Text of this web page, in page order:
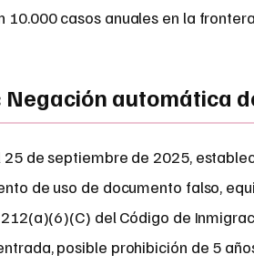
10.000 casos anuales en la
automática
de septiembre de 2025,
de uso de documento falso,
del Código de
posible prohibición de 5